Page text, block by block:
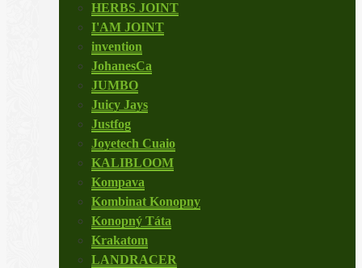
HERBS JOINT
I'AM JOINT
invention
JohanesCa
JUMBO
Juicy Jays
Justfog
Joyetech Cuaio
KALIBLOOM
Kompava
Kombinat Konopny
Konopný Táta
Krakatom
LANDRACER